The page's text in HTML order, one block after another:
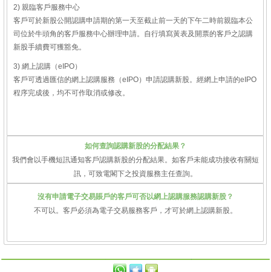
2) 親臨客戶服務中心
客戶可於新股公開認購申請期的第一天至截止前一天的下午二時前親臨本公
司位於牛頭角的客戶服務中心辦理申請。自行填寫黃表及開票的客戶之認購
新股手續費可獲豁免。
3) 網上認購（eIPO）
客戶可透過匯信的網上認購服務（eIPO）申請認購新股。經網上申請的eIPO
程序完成後，均不可作取消或修改。
如何查詢認購新股的分配結果？
我們會以手機短訊通知客戶認購新股的分配結果。如客戶未能成功接收有關短
訊，可致電閣下之投資服務主任查詢。
沒有申請電子交易賬戶的客戶可否以網上認購服務認購新股？
不可以。客戶必須為電子交易服務客戶，才可於網上認購新股。